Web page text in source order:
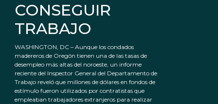
CONSEGUIR
TRABAJO
WASHINGTON, DC – Aunque los condados
madereros de Oregón tienen una de las tasas de
desempleo más altas del noroeste, un informe
reciente del Inspector General del Departamento de
Trabajo reveló que millones de dólares en fondos de
estímulo fueron utilizados por contratistas que
empleaban trabajadores extranjeros para realizar